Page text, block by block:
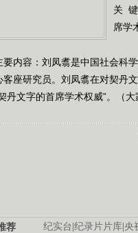
关
席学
要内容：刘凤翥是中国社会科
客座研究员。刘凤翥在对契丹
丹文字的首席学术权威”。（大
纪实台 纪录片片库 央
荐